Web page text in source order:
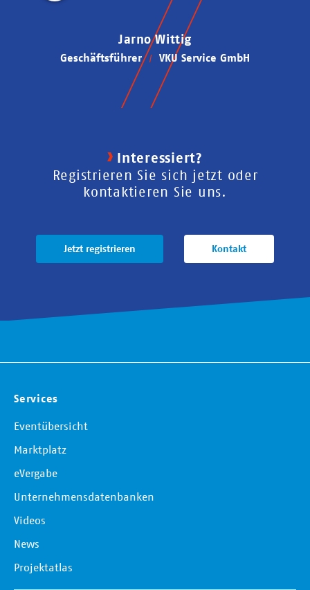
Jarno Wittig
Geschäftsführer VKU Service GmbH
Interessiert?
Registrieren Sie sich jetzt oder
kontaktieren Sie uns.
Jetzt registrieren Kontakt
Services
Eventübersicht
Marktplatz
eVergabe
Unternehmensdatenbanken
Videos
News
Projektatlas